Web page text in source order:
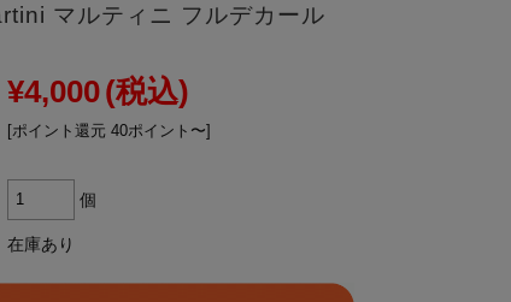
マルティニ フルデカール
¥4,000(税込)
[ポイント還元 40ポイント〜]
個
在庫あり